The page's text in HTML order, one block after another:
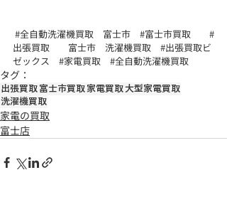
#全自動洗濯機買取 富士市 #富士市買取
#
出張買取 富士市　洗濯機買取 #出張買取ビ
ゼックス
#家電買取 #全自動洗濯機買取
タグ：
出張買取 富士市買取 家電買取大型家電買取
洗濯機買取
家電の買取
富士店